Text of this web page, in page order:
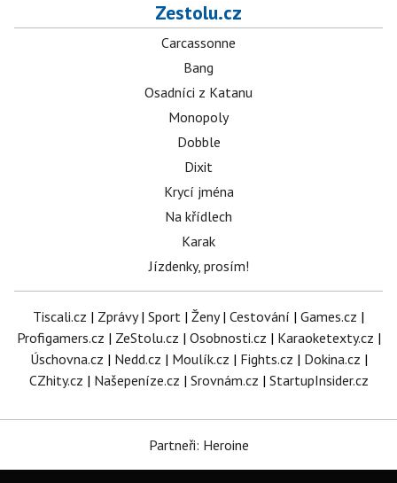
Zestolu.cz
Carcassonne
Bang
Osadníci z Katanu
Monopoly
Dobble
Dixit
Krycí jména
Na křídlech
Karak
Jízdenky, prosím!
Tiscali.cz | Zprávy| Sport | Ženy| Cestování | Games.cz |
Profigamers.cz | ZeStolu.cz | Osobnosti.cz | Karaoketexty.cz |
Úschovna.cz | Nedd.cz | Moulík.cz | Fights.cz | Dokina.cz |
CZhity.cz | Našepeníze.cz | Srovnám.cz | StartupInsider.cz
Partneři: Heroine